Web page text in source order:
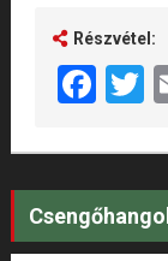
Részvétel: